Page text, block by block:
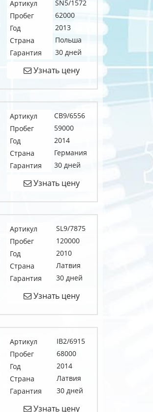
Артикул
SN5/1572
Пробег
62000
Год
2013
Страна
Польша
Гарантия
30 дней
Узнать цену
Артикул
CB9/6556
Пробег
59000
Год
2014
Страна
Германия
Гарантия
30 дней
Узнать цену
Артикул
SL9/7875
Пробег
120000
Год
2010
Страна
Латвия
Гарантия
30 дней
Узнать цену
Артикул
IB2/6915
Пробег
68000
Год
2014
Страна
Латвия
Гарантия
30 дней
Узнать цену